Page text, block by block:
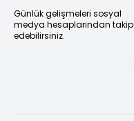
Günlük gelişmeleri sosyal
medya hesaplarından takip
edebilirsiniz.